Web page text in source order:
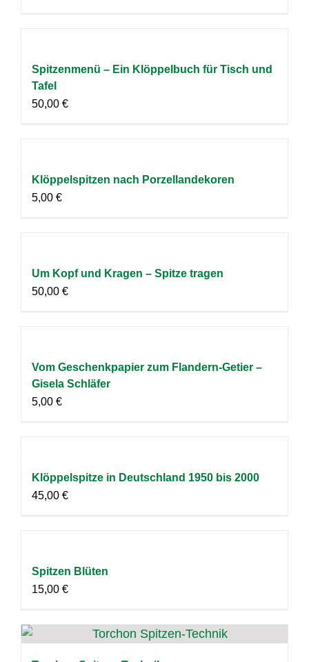
Spitzenmenü – Ein Klöppelbuch für Tisch und
Tafel
50,00 €
Klöppelspitzen nach Porzellandekoren
5,00 €
Um Kopf und Kragen – Spitze tragen
50,00 €
Vom Geschenkpapier zum Flandern-Getier –
Gisela Schläfer
5,00 €
Klöppelspitze in Deutschland 1950 bis 2000
45,00 €
Spitzen Blüten
15,00 €